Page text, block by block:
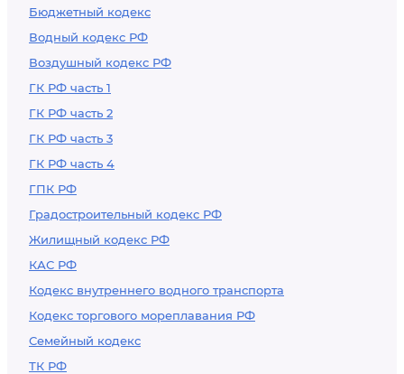
Бюджетный кодекс
Водный кодекс РФ
Воздушный кодекс РФ
ГК РФ часть 1
ГК РФ часть 2
ГК РФ часть 3
ГК РФ часть 4
ГПК РФ
Градостроительный кодекс РФ
Жилищный кодекс РФ
КАС РФ
Кодекс внутреннего водного транспорта
Кодекс торгового мореплавания РФ
Семейный кодекс
ТК РФ